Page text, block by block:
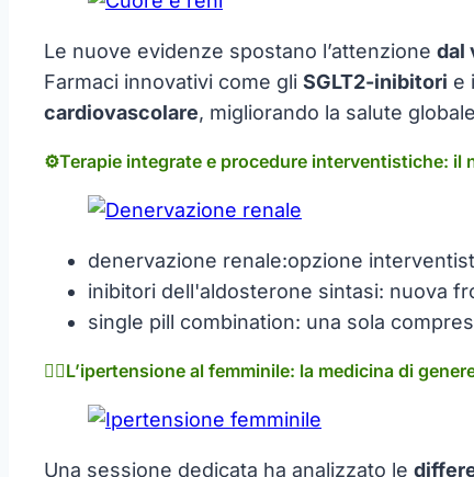
Le nuove evidenze spostano l’attenzione dal
Farmaci innovativi come gli SGLT2-inibitori e
cardiovascolare, migliorando la salute
⚙️Terapie integrate e procedure interventistiche: il
denervazione renale:opzione
inibitori dell'aldosterone sintasi: nuova
single pill combination: una sola
👩‍⚕️L’ipertensione al femminile: la medicina di
Una sessione dedicata ha analizzato le